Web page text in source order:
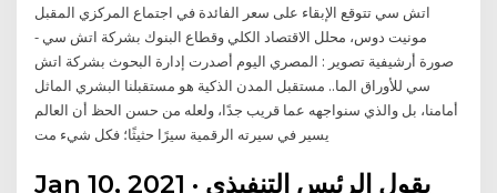
اتش سي تتوقع الإبقاء على سعر الفائدة في اجتماع المركزي المقبل
مونيت دوس، محلل الاقتصاد الكلي وقطاع البنوك بشركة اتش سي -
صورة أرشيفية تصوير : المصري اليوم أصدرت إدارة البحوث بشركة اتش
سي للأوراق الما.. مستقبل المدن الذكية هو مستقبلنا البشري الماثل
أمامنا، بل والذي سنواجهه عما قريب جدًا، ولعله من حسن الحظ أن العالم
يسير في سيرته الرقمية سيرًا حثيثًا؛ فكل شيء مت
Jan 10, 2021 · يقول الرئيس التنفيذي